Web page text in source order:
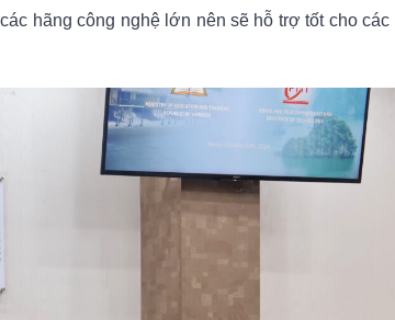
hãng công nghệ lớn nên sẽ hỗ trợ tốt cho các